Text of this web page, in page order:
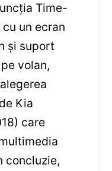
Time-
un ecran
și suport
volan,
Kia
care
concluzie,